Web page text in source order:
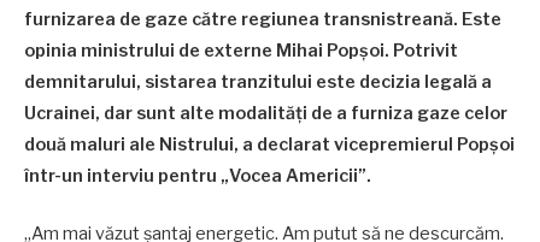
furnizarea de gaze către regiunea transnistreană. Este
opinia ministrului de externe Mihai Popșoi. Potrivit
demnitarului, sistarea tranzitului este decizia legală a
Ucrainei, dar sunt alte modalități de a furniza gaze celor
două maluri ale Nistrului, a declarat vicepremierul Popșoi
într-un interviu pentru „Vocea Americii”.
„Am mai văzut șantaj energetic. Am putut să ne descurcăm.